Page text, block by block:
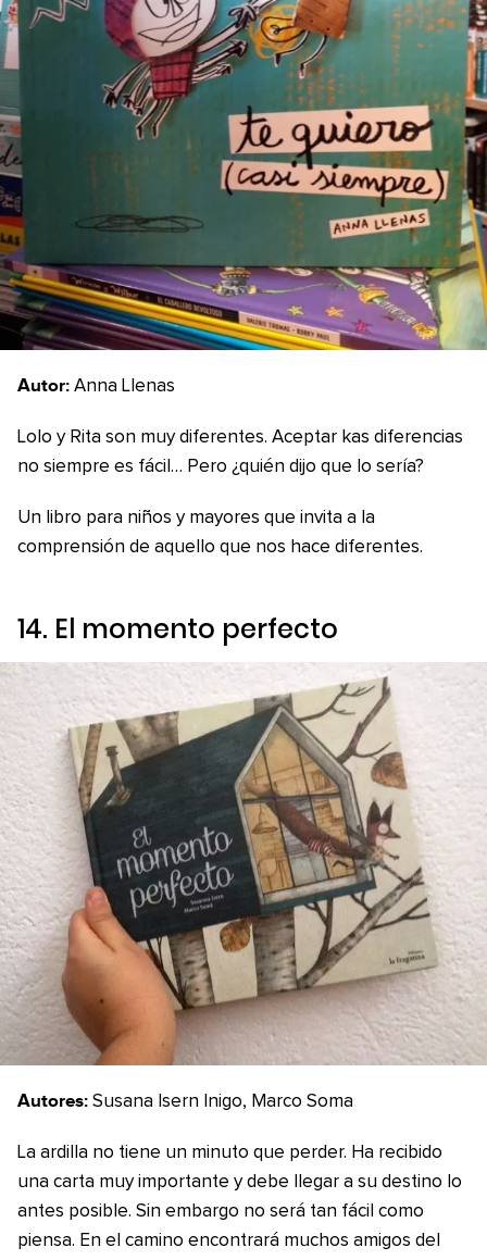
Autor: Anna Llenas
Lolo y Rita son muy diferentes. Aceptar kas diferencias
no siempre es fácil… Pero ¿quién dijo que lo sería?
Un libro para niños y mayores que invita a la
comprensión de aquello que nos hace diferentes.
14. El momento perfecto
Autores: Susana Isern Inigo, Marco Soma
La ardilla no tiene un minuto que perder. Ha recibido
una carta muy importante y debe llegar a su destino lo
antes posible. Sin embargo no será tan fácil como
piensa. En el camino encontrará muchos amigos del